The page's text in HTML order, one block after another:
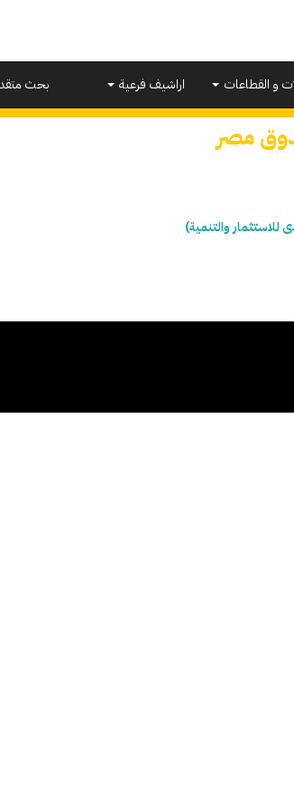
بحث
و القطاعات اراشيف فرعية
مصر
والتنمية)